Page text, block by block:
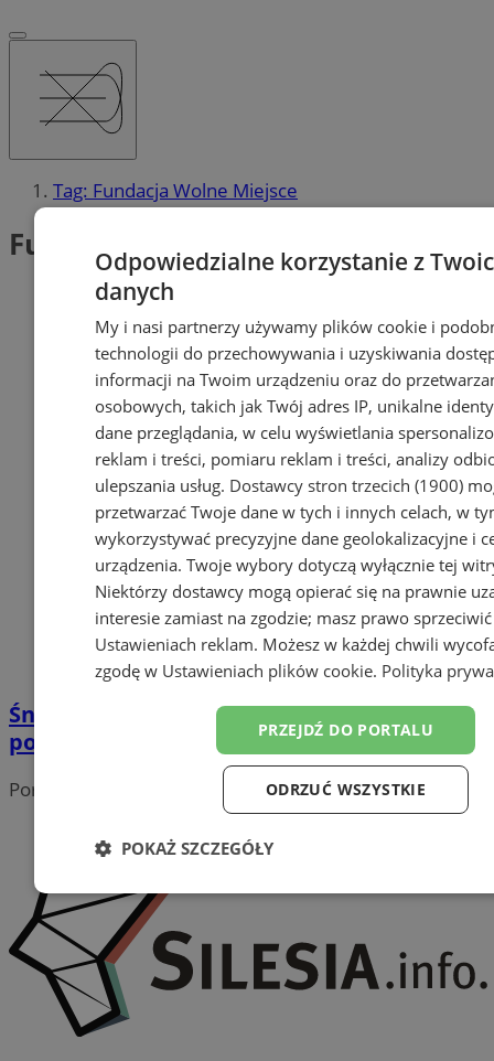
Tag: Fundacja Wolne Miejsce
Fundacja Wolne Miejsce (1)
Śniadanie Wielkanocne bez Samotności
ponownie zagości w Katowicach!
Portal należy do sieci
Odpowiedzialne korzystanie z
danych
My i nasi partnerzy używamy plików cookie i
technologii do przechowywania i uzyskiwania
informacji na Twoim urządzeniu oraz do
osobowych, takich jak Twój adres IP, unikalne
dane przeglądania, w celu wyświetlania
reklam i treści, pomiaru reklam i treści, analizy
ulepszania usług. Dostawcy stron trzecich (1900)
przetwarzać Twoje dane w tych i innych celach, w
wykorzystywać precyzyjne dane geolokalizacyjne i
urządzenia. Twoje wybory dotyczą wyłącznie tej
Niektórzy dostawcy mogą opierać się na prawnie
interesie zamiast na zgodzie; masz prawo
Ustawieniach reklam. Możesz w każdej chwili
zgodę w Ustawieniach plików cookie. Polityka
PRZEJDŹ DO PORTALU
ODRZUĆ WSZYSTKIE
POKAŻ SZCZEGÓŁY
Niezbędne Wydajność Targetowanie
Niesklasyfikowane